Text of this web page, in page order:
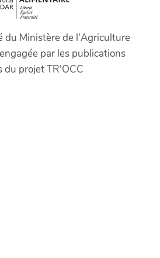
du Ministère de l'Agriculture
par les publications
du projet TR'OCC